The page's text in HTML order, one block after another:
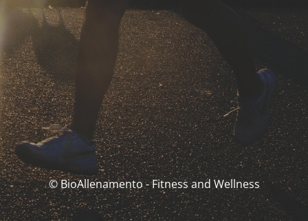
© BioAllenamento - Fitness and Wellness